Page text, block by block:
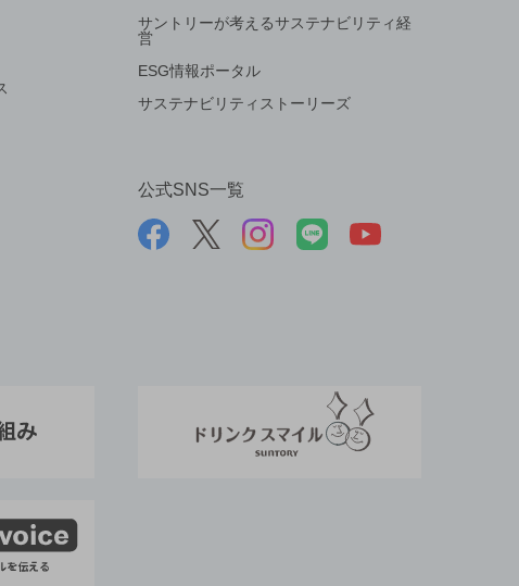
サントリーが考えるサステナビリティ経
営
ESG情報ポータル
サステナビリティストーリーズ
公式SNS一覧